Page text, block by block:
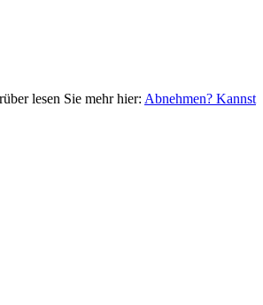
lesen Sie mehr hier: Abnehmen? Kannst